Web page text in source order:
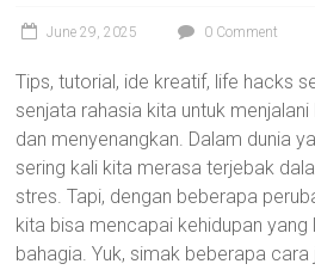
June 29, 2025 0 Comment
Tips, tutorial, ide kreatif, life hacks
senjata rahasia kita untuk
dan menyenangkan. Dalam dunia
sering kali kita merasa terjebak
stres. Tapi, dengan beberapa
kita bisa mencapai kehidupan yang
bahagia. Yuk, simak beberapa